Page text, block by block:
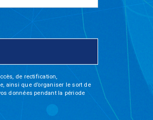
de rectification,
ainsi que d’organiser le sort de
données pendant la période